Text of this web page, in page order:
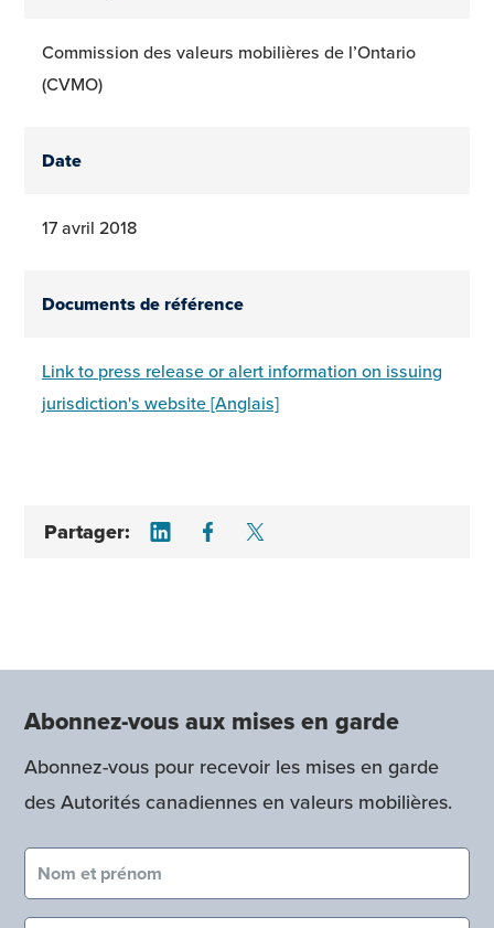
Commission des valeurs mobilières de l’Ontario
(CVMO)
Date
17 avril 2018
Documents de référence
Link to press release or alert information on issuing
jurisdiction's website [Anglais]
Partager: Share on LinkedIn
Share on Facebook
Abonnez-vous aux mises en garde
Abonnez-vous pour recevoir les mises en garde
des Autorités canadiennes en valeurs mobilières.
Nom et prénom (obligatoire)